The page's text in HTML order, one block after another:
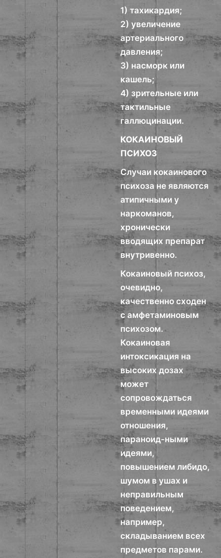
1) тахикардия;
2) увеличение
артериального
давления;
3) насморк или
кашель;
4) зрительные или
тактильные
галлюцинации.
КОКАИНОВЫЙ
ПСИХОЗ
Случаи кокаинового
психоза не являются
атипичными у
наркоманов,
хронически
вводящих препарат
внутривенно.
Кокаиновый психоз,
очевидно,
качественно сходен
с амфетаминовым
психозом.
Кокаиновая
интоксикация на
высоких дозах
может
сопровождаться
временными идеями
отношения,
параноид-ными
идеями,
повышением либидо,
шумом в ушах и
неправильным
поведением,
например,
складыванием всех
предметов парами.